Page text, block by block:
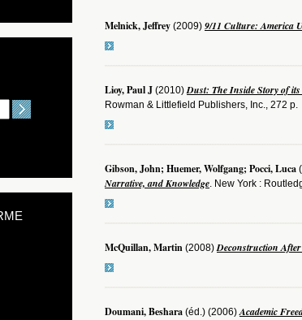
Melnick, Jeffrey (2009) 9/11 Culture: America
Lioy, Paul J (2010)Dust: The Inside Story of
Rowman & Littlefield Publishers, Inc., 272 p.
Gibson, John; Huemer, Wolfgang; Pocci, Luca
Narrative, and Knowledge. New York :
McQuillan, Martin (2008)Deconstruction After
Doumani, Beshara (éd.) (2006)Academic